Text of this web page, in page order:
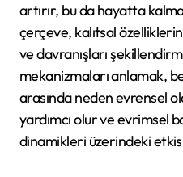
artırır, bu da hayatta kalma
çerçeve, kalıtsal
ve davranışları
mekanizmaları anlamak,
arasında neden evrensel
yardımcı olur ve evrimsel
dinamikleri üzerindeki